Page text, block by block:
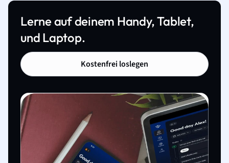
Lerne auf deinem Handy, Tablet,
und Laptop.
Kostenfrei loslegen